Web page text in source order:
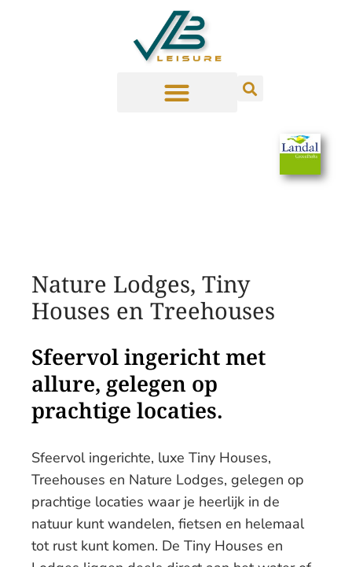
Nature Lodges, Tiny
Houses en Treehouses
Sfeervol ingericht met
allure, gelegen op
prachtige locaties.
Sfeervol ingerichte, luxe Tiny Houses,
Treehouses en Nature Lodges, gelegen op
prachtige locaties waar je heerlijk in de
natuur kunt wandelen, fietsen en helemaal
tot rust kunt komen. De Tiny Houses en